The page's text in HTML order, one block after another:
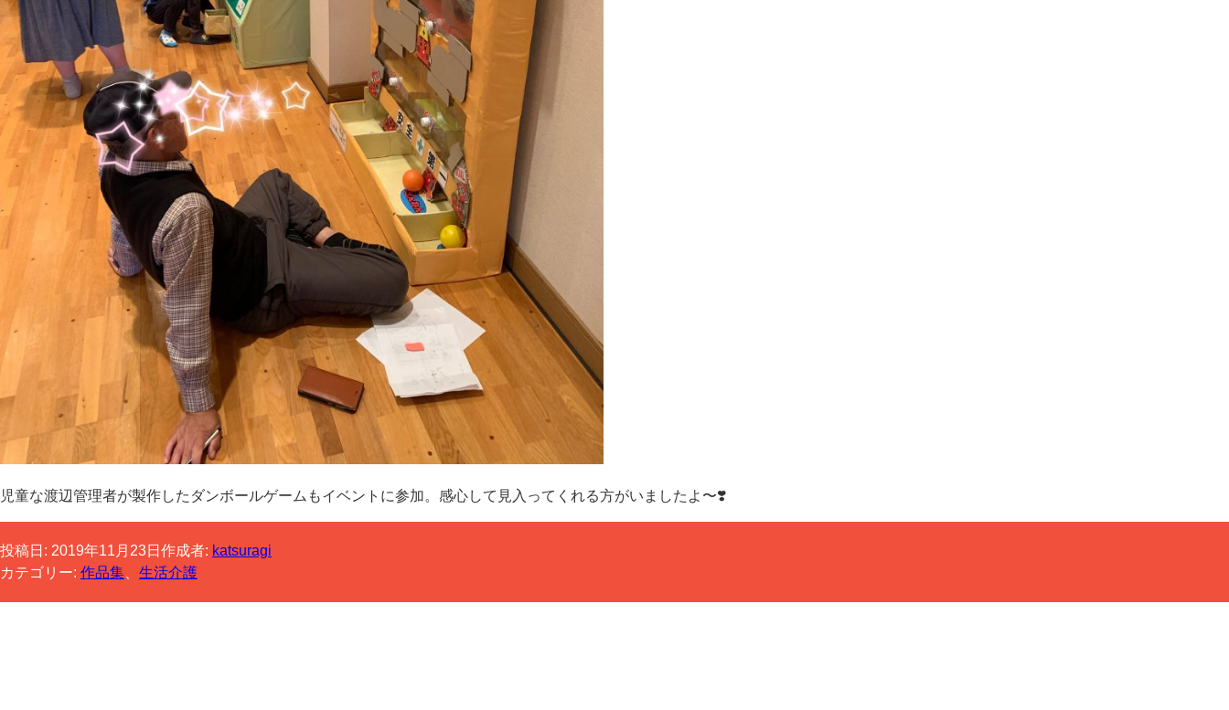
児童な渡辺管理者が製作したダンボールゲームもイベントに参加。感心して見入ってくれる方がいましたよ〜❣️
投稿日: 2019年11月23日 作成者: katsuragi
カテゴリー: 作品集 生活介護